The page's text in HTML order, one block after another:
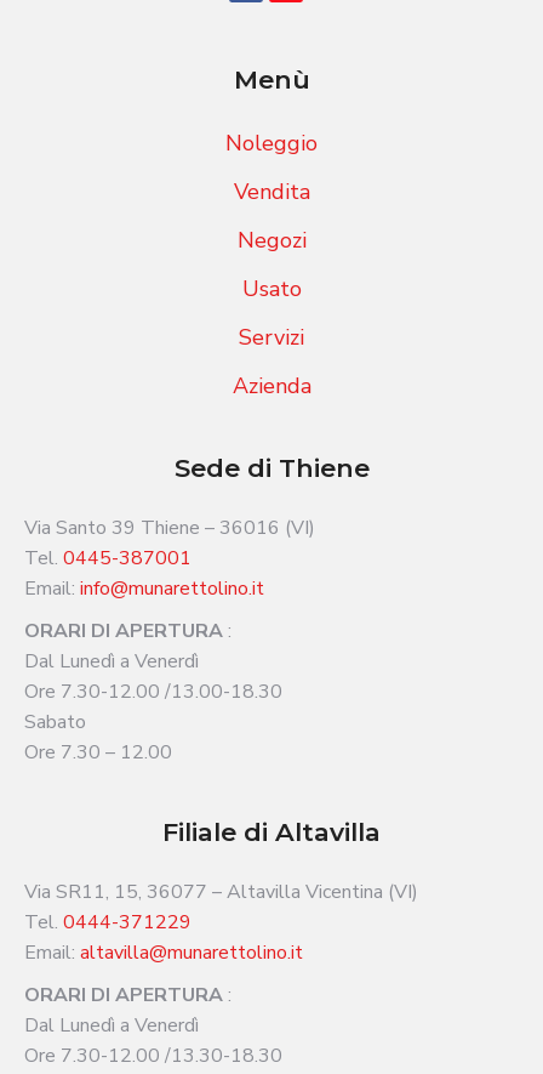
Menù
Noleggio
Vendita
Negozi
Usato
Servizi
Azienda
Sede di Thiene
Via Santo 39 Thiene – 36016 (VI)
Tel. 0445-387001
Email: info@munarettolino.it
ORARI DI APERTURA:
Dal Lunedì a Venerdì
Ore 7.30-12.00 /13.00-18.30
Sabato
Ore 7.30 – 12.00
Filiale di Altavilla
Via SR11, 15, 36077 – Altavilla Vicentina (VI)
Tel. 0444-371229
Email: altavilla@munarettolino.it
ORARI DI APERTURA:
Dal Lunedì a Venerdì
Ore 7.30-12.00 /13.30-18.30